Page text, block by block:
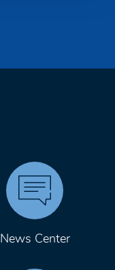
News Center